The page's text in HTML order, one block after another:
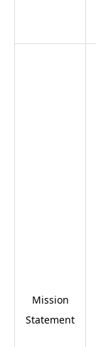
Mission
Statement